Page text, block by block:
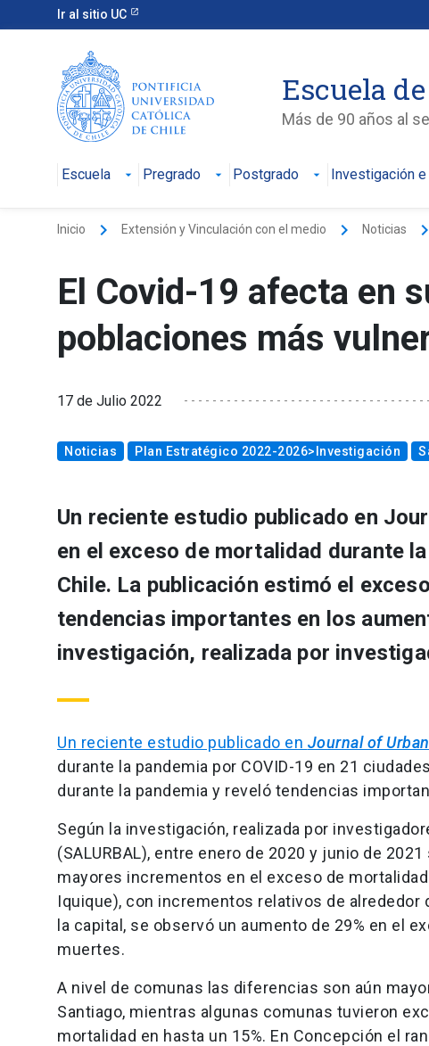
Ir al sitio UC
Escuela
Más de 90 años al
Escuela Pregrado Postgrado Investigación
Inicio keyboard_arrow_right Extensión y Vinculación con el medio keyboard_arrow_right Noticias keyboard_arrow_right
El Covid-19 afecta en
poblaciones más
17 de Julio 2022
Noticias Plan Estratégico 2022-2026>Investigación
Un reciente estudio publicado en
en el exceso de mortalidad durante
Chile. La publicación estimó el
tendencias importantes en los
investigación, realizada por
Un reciente estudio publicado en Journal of
durante la pandemia por COVID-19 en 21
durante la pandemia y reveló tendencias
Según la investigación, realizada por
(SALURBAL), entre enero de 2020 y junio de
mayores incrementos en el exceso de
Iquique), con incrementos relativos de alrededor
la capital, se observó un aumento de 29% en el
muertes.
A nivel de comunas las diferencias son aún
Santiago, mientras algunas comunas tuvieron
mortalidad en hasta un 15%. En Concepción el